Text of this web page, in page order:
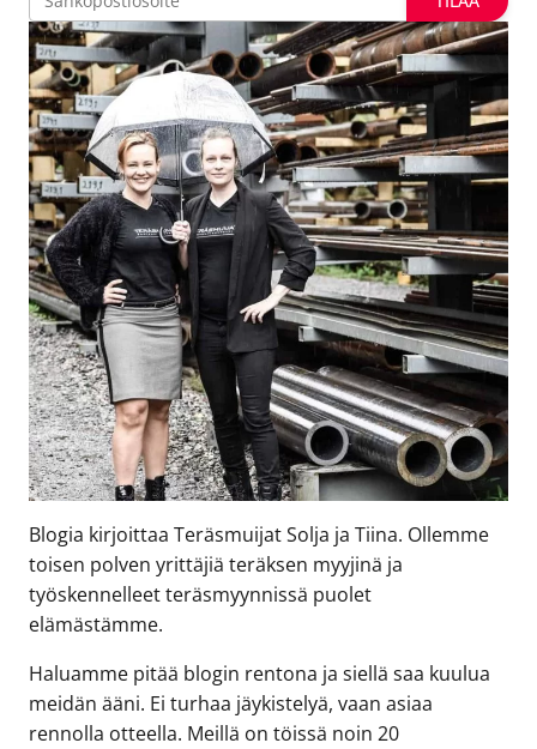
Blogia kirjoittaa Teräsmuijat Solja ja Tiina. Ollemme
toisen polven yrittäjiä teräksen myyjinä ja
työskennelleet teräsmyynnissä puolet
elämästämme.
Haluamme pitää blogin rentona ja siellä saa kuulua
meidän ääni. Ei turhaa jäykistelyä, vaan asiaa
rennolla otteella. Meillä on töissä noin 20